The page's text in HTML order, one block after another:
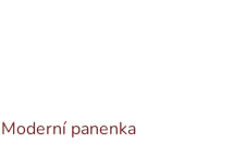
Moderní panenka